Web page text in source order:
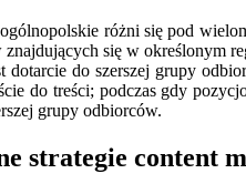
różni się pod
się w określonym
dotarcie do szerszej grupy
do treści; podczas gdy
grupy odbiorców.
strategie content